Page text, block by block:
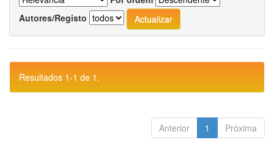
Autores/Registo
Resultados 1-1 de 1.
Anterior 1 Próxima